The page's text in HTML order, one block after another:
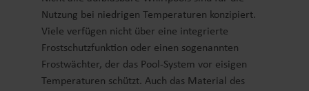
Nutzung bei niedrigen Temperaturen konzipiert.
Viele verfügen nicht über eine integrierte
Frostschutzfunktion oder einen sogenannten
Frostwächter, der das Pool-System vor eisigen
Temperaturen schützt. Auch das Material des